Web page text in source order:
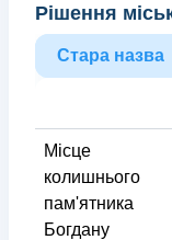
Рішення
Стара назва
Місце
колишнього
пам'ятника
Богдану